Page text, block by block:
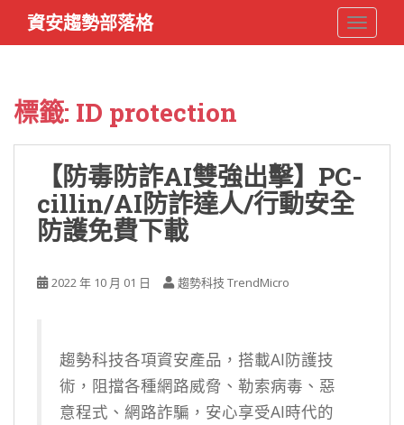
i
資安趨勢部落格
標籤: ID protection
【防毒防詐AI雙強出擊】PC-
cillin/AI防詐達人/行動安全
防護免費下載
2022 年 10 月 01 日 趨勢科技 TrendMicro
趨勢科技各項資安產品，搭載AI防護技
術，阻擋各種網路威脅、勒索病毒、惡
意程式、網路詐騙，安心享受AI時代的